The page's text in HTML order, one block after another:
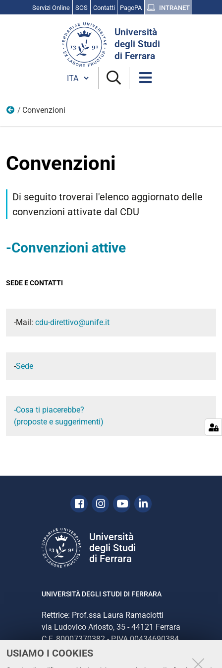
USIAMO I COOKIES
Servizi Online SOS Contatti PagoPA INTRANET
Università
degli Studi
di Ferrara
Cambia lingua
Circolo Dipendenti Universitari
Convenzioni
Convenzioni
Di seguito troverai l'elenco aggiornato delle
convenzioni attivate dal CDU
-Convenzioni attive
SEDE E CONTATTI
-Mail: cdu-direttivo@unife.it
-Sede
-Cosa ti piacerebbe?
(proposte e suggerimenti)
Facebook
Instagram
YoutubeLinkedin
Università
degli Studi
di Ferrara
UNIVERSITÀ DEGLI STUDI DI FERRARA
Rettrice: Prof.ssa Laura Ramaciotti
via Ludovico Ariosto, 35 - 44121 Ferrara
C.F. 80007370382 - P.IVA 00434690384